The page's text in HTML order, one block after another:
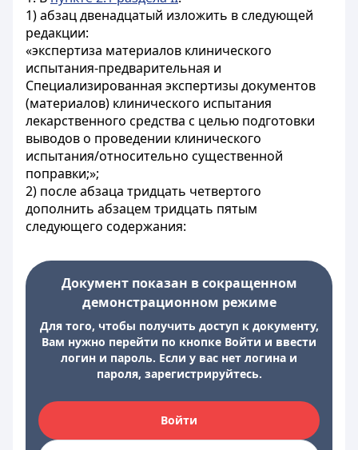
1) абзац двенадцатый изложить в следующей
редакции:
«экспертиза материалов клинического
испытания-предварительная и
Специализированная экспертизы документов
(материалов) клинического испытания
лекарственного средства с целью подготовки
выводов о проведении клинического
испытания/относительно существенной
поправки;»;
2) после абзаца тридцать четвертого
дополнить абзацем тридцать пятым
следующего содержания:
Документ показан в сокращенном
демонстрационном режиме
Для того, чтобы получить доступ к документу,
Вам нужно перейти по кнопке Войти и ввести
логин и пароль. Если у вас нет логина и
пароля, зарегистрируйтесь.
Войти